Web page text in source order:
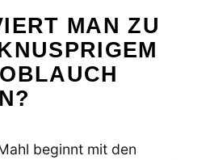
MAN ZU
beginnt mit den